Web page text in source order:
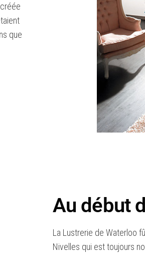
que
Au début
La Lustrerie de Waterloo
Nivelles qui est toujours